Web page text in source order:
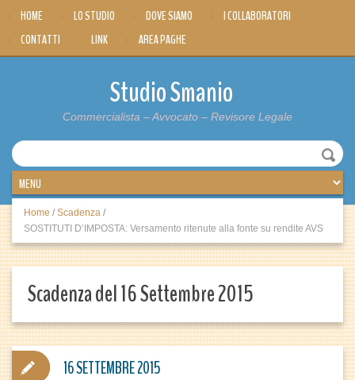
HOME LO STUDIO DOVE SIAMO
I COLLABORATORI
CONTATTI
LINK AREA PAGHE
Studio Smanio
Commercialista – Avvocato – Revisore Legale
Home / Scadenza /
SOSTITUTI D’IMPOSTA: Versamento ritenute alla fonte su rendite AVS
Scadenza del 16 Settembre 2015
16 SETTEMBRE 2015